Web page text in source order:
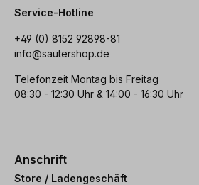
Service-Hotline
+49 (0) 8152 92898-81
info@sautershop.de
Telefonzeit Montag bis Freitag
08:30 - 12:30 Uhr & 14:00 - 16:30 Uhr
Anschrift
Store / Ladengeschäft